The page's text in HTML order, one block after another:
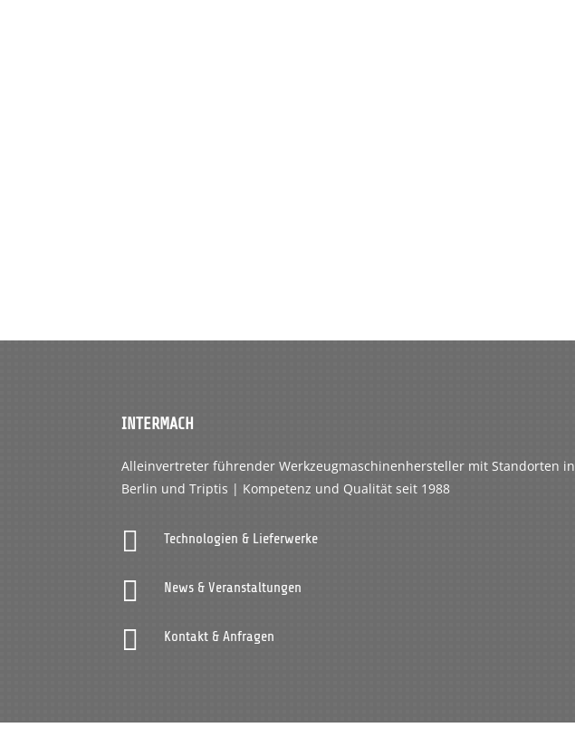
INTERMACH
Alleinvertreter führender Werkzeugmaschinenhersteller mit Standorten in
Berlin und Triptis | Kompetenz und Qualität seit 1988
 Technologien & Lieferwerke
 News & Veranstaltungen
 Kontakt & Anfragen